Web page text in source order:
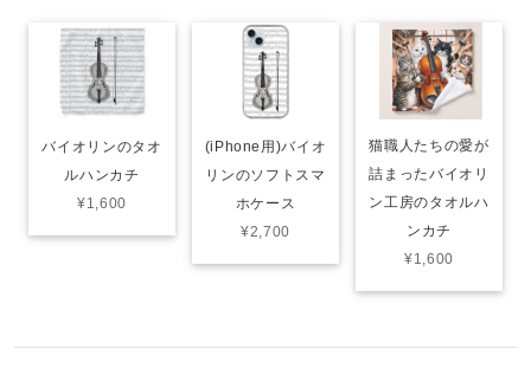
バイオリンのタオ
ルハンカチ
¥1,600
(iPhone用)バイオ
リンのソフトスマ
ホケース
¥2,700
猫職人たちの愛が
詰まったバイオリ
ン工房のタオルハ
ンカチ
¥1,600